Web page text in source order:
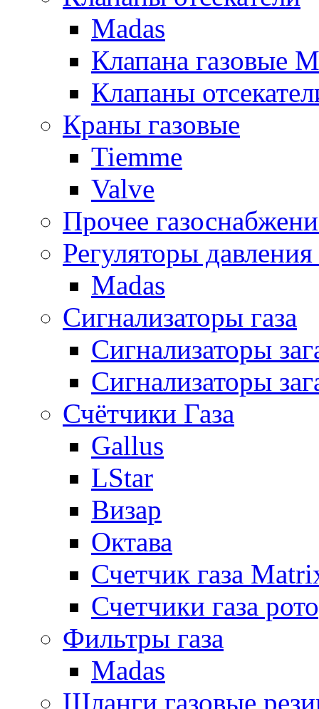
Madas
Клапана газовые
Клапаны
Краны газовые
Tiemme
Valve
Прочее
Регуляторы давления
Madas
Сигнализаторы газа
Сигнализаторы
Сигнализаторы
Счётчики Газа
Gallus
LStar
Визар
Октава
Счетчик газа
Счетчики газа
Фильтры газа
Madas
Шланги газовые